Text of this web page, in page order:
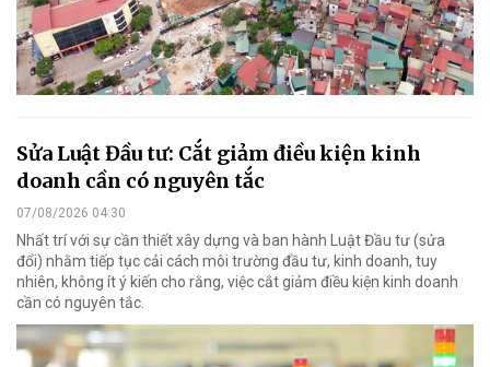
Sửa Luật Đầu tư: Cắt giảm điều kiện kinh
doanh cần có nguyên tắc
07/08/2026 04:30
Nhất trí với sự cần thiết xây dựng và ban hành Luật Đầu tư (sửa
đổi) nhằm tiếp tục cải cách môi trường đầu tư, kinh doanh, tuy
nhiên, không ít ý kiến cho rằng, việc cắt giảm điều kiện kinh doanh
cần có nguyên tắc.